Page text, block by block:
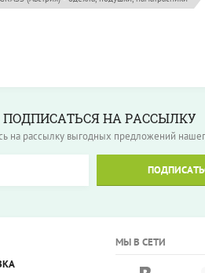
ПОДПИСАТЬСЯ НА РАССЫЛКУ
на рассылку выгодных предложений
МЫ В СЕТИ